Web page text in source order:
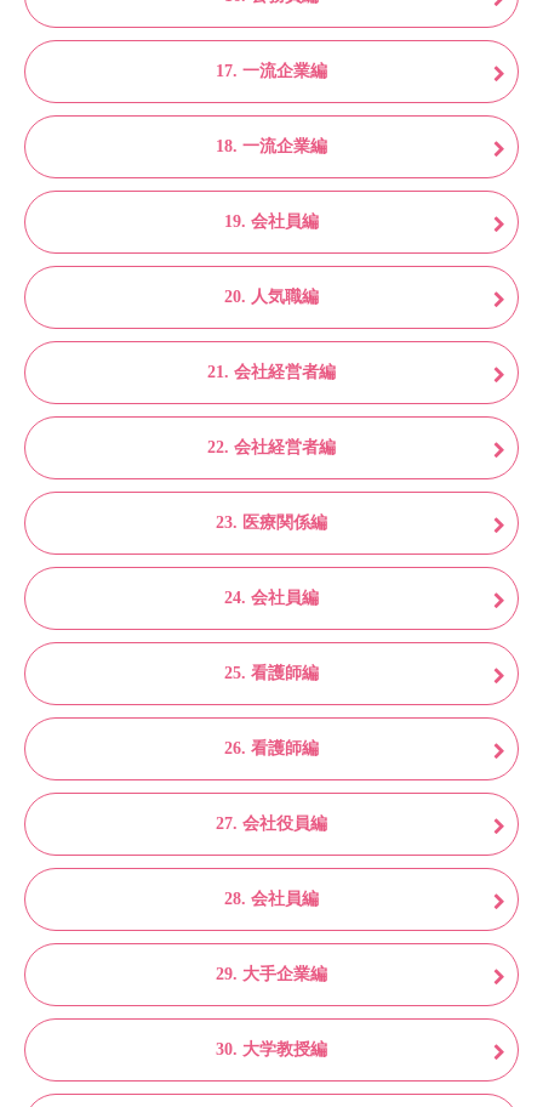
17. 一流企業編
18. 一流企業編
19. 会社員編
20. 人気職編
21. 会社経営者編
22. 会社経営者編
23. 医療関係編
24. 会社員編
25. 看護師編
26. 看護師編
27. 会社役員編
28. 会社員編
29. 大手企業編
30. 大学教授編